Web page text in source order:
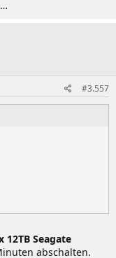
#3.557
12TB Seagate
abschalten.